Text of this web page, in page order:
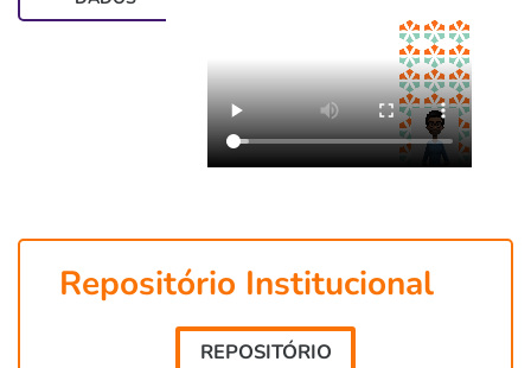
Repositório Institucional
REPOSITÓRIO